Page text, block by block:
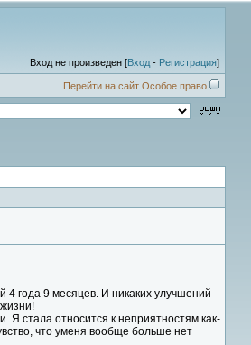
Вход не произведен [Вход - Регистрация]
Перейти на сайт Особое право
года 9 месяцев. И никаких улучшений
Я стала относится к неприятностям как-
что уменя вообще больше нет